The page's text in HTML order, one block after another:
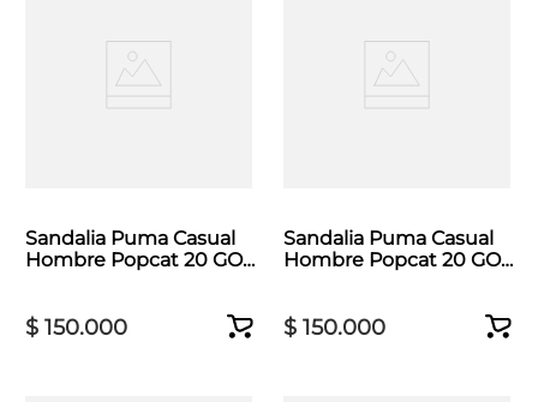
Sandalia Puma Casual
Hombre Popcat 20 GO
$ 150.000
Sandalia Puma Casual
Hombre Popcat 20 GO
$ 150.000